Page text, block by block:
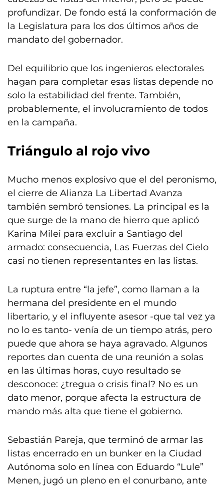
profundizar. De fondo está la conformación de
la Legislatura para los dos últimos años de
mandato del gobernador.
Del equilibrio que los ingenieros electorales
hagan para completar esas listas depende no
solo la estabilidad del frente. También,
probablemente, el involucramiento de todos
en la campaña.
Triángulo al rojo vivo
Mucho menos explosivo que el del peronismo,
el cierre de Alianza La Libertad Avanza
también sembró tensiones. La principal es la
que surge de la mano de hierro que aplicó
Karina Milei para excluir a Santiago del
armado: consecuencia, Las Fuerzas del Cielo
casi no tienen representantes en las listas.
La ruptura entre “la jefe”, como llaman a la
hermana del presidente en el mundo
libertario, y el influyente asesor -que tal vez ya
no lo es tanto- venía de un tiempo atrás, pero
puede que ahora se haya agravado. Algunos
reportes dan cuenta de una reunión a solas
en las últimas horas, cuyo resultado se
desconoce: ¿tregua o crisis final? No es un
dato menor, porque afecta la estructura de
mando más alta que tiene el gobierno.
Sebastián Pareja, que terminó de armar las
listas encerrado en un bunker en la Ciudad
Autónoma solo en línea con Eduardo “Lule”
Menen, jugó un pleno en el conurbano, ante